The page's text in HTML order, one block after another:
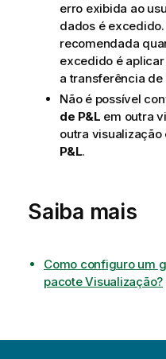
erro exibida ao
dados é
recomendada
excedido é
a transferência de
Não é possível
de P&L em outra
outra
P&L.
Saiba mais
Como configuro um
pacote Visualização?